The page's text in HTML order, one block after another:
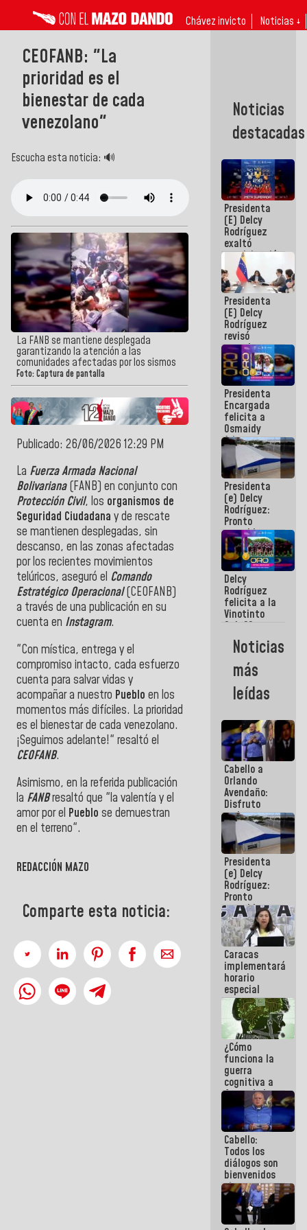
Chávez invicto Noticias ↓
CEOFANB: "La
prioridad es el
bienestar de cada
venezolano"
Escucha esta noticia: 🔊
La FANB se mantiene desplegada
garantizando la atención a las
comunidades afectadas por los sismos
Foto: Captura de pantalla
Publicado: 26/06/2026 12:29 PM
La Fuerza Armada Nacional
Bolivariana(FANB) en conjunto con
Protección Civil, los organismos de
Seguridad Ciudadana y de rescate
se mantienen desplegadas, sin
descanso, en las zonas afectadas
por los recientes movimientos
telúricos, aseguró el Comando
Estratégico Operacional(CEOFANB)
a través de una publicación en su
cuenta en Instagram.
"Con mística, entrega y el
compromiso intacto, cada esfuerzo
cuenta para salvar vidas y
acompañar a nuestro Pueblo en los
momentos más difíciles. La prioridad
es el bienestar de cada venezolano.
¡Seguimos adelante!" resaltó el
CEOFANB.
Asimismo, en la referida publicación
la FANBresaltó que "la valentía y el
amor por el Pueblo se demuestran
en el terreno".
REDACCIÓN MAZO
Comparte esta noticia:
Noticias
destacadas
Presidenta
(E) Delcy
Rodríguez
exaltó
participación
de
Venezuela
en Juegos
Centroamericanos
y del Caribe
2026
Presidenta
(E) Delcy
Rodríguez
revisó
agenda
económica y
ejecución de
fondos de
emergencia
post-sismos
Presidenta
Encargada
felicita a
Osmaidy
Arias y
Giraly
Marcano por
hacer
historia en
los
Centroamericanos
Presidenta
(e) Delcy
Rodríguez:
Pronto
restableceremos
las
operaciones
en el
Aeropuerto
Internacional
de
Maiquetía
Delcy
Rodríguez
felicita a la
Vinotinto
Sub 20
campeona
frente
México Sub
23 en los
Centroamericanos
Noticias
más
leídas
Cabello a
Orlando
Avendaño:
Disfruto
cada vez
que escribes
porque lo
que haces
es
embarrarla
Presidenta
(e) Delcy
Rodríguez:
Pronto
restableceremos
las
operaciones
en el
Aeropuerto
Internacional
de
Maiquetía
Caracas
implementará
horario
especial
para
adaptarse
al plan de
ahorro
energético
¿Cómo
funciona la
guerra
cognitiva a
favor de la
narrativa
hegemónica?
(1)
Cabello:
Todos los
diálogos son
bienvenidos
siempre que
estén en el
marco de la
Constitución